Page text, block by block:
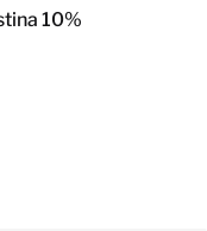
10%